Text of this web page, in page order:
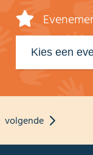
volgende